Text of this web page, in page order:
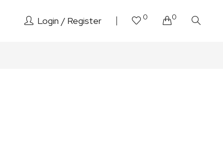
Login Register 0 0